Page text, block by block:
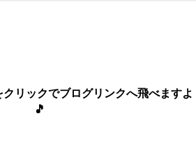
リックでブログリンクへ飛べますよ
🎵